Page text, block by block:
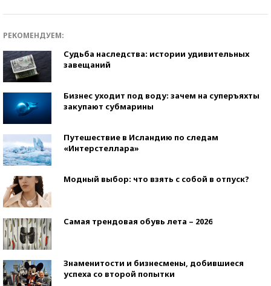
РЕКОМЕНДУЕМ:
Судьба наследства: истории удивительных
завещаний
Бизнес уходит под воду: зачем на суперъяхты
закупают субмарины
Путешествие в Исландию по следам
«Интерстеллара»
Модный выбор: что взять с собой в отпуск?
Самая трендовая обувь лета – 2026
Знаменитости и бизнесмены, добившиеся
успеха со второй попытки